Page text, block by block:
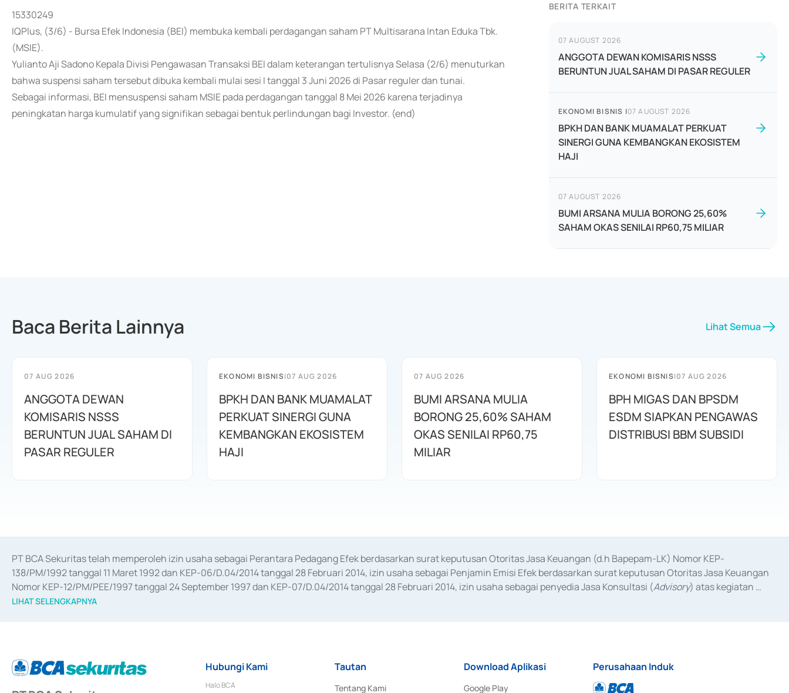
15330249
IQPlus, (3/6) - Bursa Efek Indonesia (BEI) membuka kembali perdagangan saham PT Multisarana Intan Eduka Tbk.
(MSIE).
Yulianto Aji Sadono Kepala Divisi Pengawasan Transaksi BEI dalam keterangan tertulisnya Selasa (2/6) menuturkan
bahwa suspensi saham tersebut dibuka kembali mulai sesi I tanggal 3 Juni 2026 di Pasar reguler dan tunai.
Sebagai informasi, BEI mensuspensi saham MSIE pada perdagangan tanggal 8 Mei 2026 karena terjadinya
peningkatan harga kumulatif yang signifikan sebagai bentuk perlindungan bagi Investor. (end)
BERITA TERKAIT
07 AUGUST 2026
ANGGOTA DEWAN KOMISARIS NSSS
BERUNTUN JUAL SAHAM DI PASAR REGULER
EKONOMI BISNIS |07 AUGUST 2026
BPKH DAN BANK MUAMALAT PERKUAT
SINERGI GUNA KEMBANGKAN EKOSISTEM
HAJI
07 AUGUST 2026
BUMI ARSANA MULIA BORONG 25,60%
SAHAM OKAS SENILAI RP60,75 MILIAR
Baca Berita Lainnya Lihat Semua
07 AUG 2026
ANGGOTA DEWAN
KOMISARIS NSSS
BERUNTUN JUAL SAHAM DI
PASAR REGULER
EKONOMI BISNIS|07 AUG 2026
BPKH DAN BANK MUAMALAT
PERKUAT SINERGI GUNA
KEMBANGKAN EKOSISTEM
HAJI
07 AUG 2026
BUMI ARSANA MULIA
BORONG 25,60% SAHAM
OKAS SENILAI RP60,75
MILIAR
EKONOMI BISNIS|07 AUG 2026
BPH MIGAS DAN BPSDM
ESDM SIAPKAN PENGAWAS
DISTRIBUSI BBM SUBSIDI
PT BCA Sekuritas telah memperoleh izin usaha sebagai Perantara Pedagang Efek berdasarkan surat keputusan Otoritas Jasa Keuangan (d.h Bapepam-LK) Nomor KEP-
138/PM/1992 tanggal 11 Maret 1992 dan KEP-06/D.04/2014 tanggal 28 Februari 2014, izin usaha sebagai Penjamin Emisi Efek berdasarkan surat keputusan Otoritas Jasa Keuangan
Nomor KEP-12/PM/PEE/1997 tanggal 24 September 1997 dan KEP-07/D.04/2014 tanggal 28 Februari 2014, izin usaha sebagai penyedia Jasa Konsultasi (Advisory) atas kegiatan
merger, akuisisi, divestasi, dan
LIHAT SELENGKAPNYA
Hubungi Kami
Halo BCA
Tautan
Tentang Kami
Download Aplikasi
Google Play
Perusahaan Induk